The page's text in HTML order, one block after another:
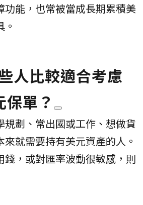
功能，也常被當成長期累積美
人比較適合考慮
保單？
規劃、常出國或工作、想做貨
來就需要持有美元資產的人。
錢，或對匯率波動很敏感，則